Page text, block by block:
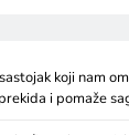
koji nam
i pomaže